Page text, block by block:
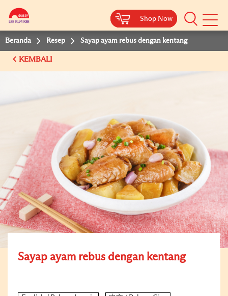
Shop Now
Shop Now
Beranda Resep Sayap ayam rebus dengan kentang
KEMBALI
Sayap ayam rebus dengan kentang